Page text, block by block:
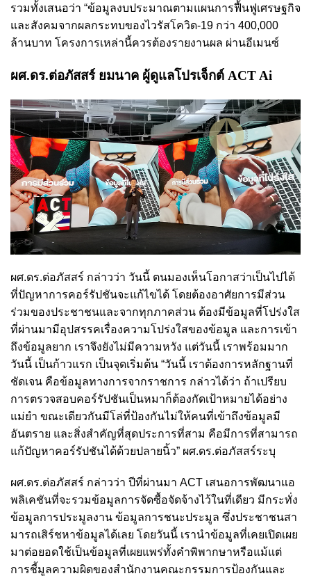
รวมทั้งเสนอว่า “ข้อมูลงบประมาณตามแผนการฟื้นฟูเศรษฐกิจ
และสังคมจากผลกระทบของไวรัสโควิด-19 กว่า 400,000
ล้านบาท โครงการเหล่านี้ควรต้องรายงานผล ผ่านอีเมนซ์
ผศ.ดร.ต่อภัสสร์ ยมนาค ผู้ดูแลโปรเจ็กต์ ACT Ai
ผศ.ดร.ต่อภัสสร์ กล่าวว่า วันนี้ ตนมองเห็นโอกาสว่าเป็นไปได้
ที่ปัญหาการคอร์รัปชันจะแก้ไขได้ โดยต้องอาศัยการมีส่วน
ร่วมของประชาชนและจากทุกภาคส่วน ต้องมีข้อมูลที่โปร่งใส
ที่ผ่านมามีอุปสรรคเรื่องความโปร่งใสของข้อมูล และการเข้า
ถึงข้อมูลยาก เราจึงยังไม่มีความหวัง แต่วันนี้ เราพร้อมมาก
วันนี้ เป็นก้าวแรก เป็นจุดเริ่มต้น “วันนี้ เราต้องการหลักฐานที่
ชัดเจน คือข้อมูลทางการจากราชการ กล่าวได้ว่า ถ้าเปรียบ
การตรวจสอบคอร์รัปชันเป็นหมาก็ต้องกัดเป้าหมายได้อย่าง
แม่ยำ ขณะเดียวกันมีโล่ที่ป้องกันไม่ให้คนที่เข้าถึงข้อมูลมี
อันตราย และสิ่งสำคัญที่สุดประการที่สาม คือมีการที่สามารถ
แก้ปัญหาคอร์รัปชันได้ด้วยปลายนิ้ว” ผศ.ดร.ต่อภัสสร์ระบุ
ผศ.ดร.ต่อภัสสร์ กล่าวว่า ปีที่ผ่านมา ACT เสนอการพัฒนาแอ
พลิเคชันที่จะรวมข้อมูลการจัดซื้อจัดจ้างไว้ในที่เดียว มีกระทั่ง
ข้อมูลการประมูลงาน ข้อมูลการชนะประมูล ซึ่งประชาชนสา
มารถเสิร์ชหาข้อมูลได้เลย โดยวันนี้ เรานำข้อมูลที่เคยเปิดเผย
มาต่อยอดใช้เป็นข้อมูลที่เผยแพร่ทั้งคำพิพากษาหรือแม้แต่
การชี้มูลความผิดของสำนักงานคณะกรรมการป้องกันและ